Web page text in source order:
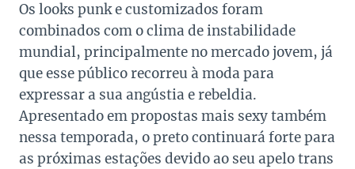
Os looks punk e customizados foram
combinados com o clima de instabilidade
mundial, principalmente no mercado jovem, já
que esse público recorreu à moda para
expressar a sua angústia e rebeldia.
Apresentado em propostas mais sexy também
nessa temporada, o preto continuará forte para
as próximas estações devido ao seu apelo trans